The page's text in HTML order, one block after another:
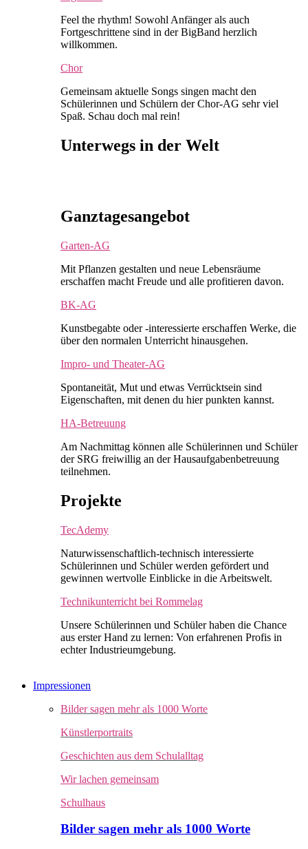
Feel the rhythm! Sowohl Anfänger als auch
Fortgeschrittene sind in der BigBand herzlich
willkommen.
Chor
Gemeinsam aktuelle Songs singen macht den
Schülerinnen und Schülern der Chor-AG sehr viel
Spaß. Schau doch mal rein!
Unterwegs in der Welt
Ganztagesangebot
Garten-AG
Mit Pflanzen gestalten und neue Lebensräume
erschaffen macht Freude und alle profitieren davon.
BK-AG
Kunstbegabte oder -interessierte erschaffen Werke, die
über den normalen Unterricht hinausgehen.
Impro- und Theater-AG
Spontaneität, Mut und etwas Verrücktsein sind
Eigenschaften, mit denen du hier punkten kannst.
HA-Betreuung
Am Nachmittag können alle Schülerinnen und Schüler
der SRG freiwillig an der Hausaufgabenbetreuung
teilnehmen.
Projekte
TecAdemy
Naturwissenschaftlich-technisch interessierte
Schülerinnen und Schüler werden gefördert und
gewinnen wertvolle Einblicke in die Arbeitswelt.
Technikunterricht bei Rommelag
Unsere Schülerinnen und Schüler haben die Chance
aus erster Hand zu lernen: Von erfahrenen Profis in
echter Industrieumgebung.
Impressionen
Bilder sagen mehr als 1000 Worte
Künstlerportraits
Geschichten aus dem Schulalltag
Wir lachen gemeinsam
Schulhaus
Bilder sagen mehr als 1000 Worte